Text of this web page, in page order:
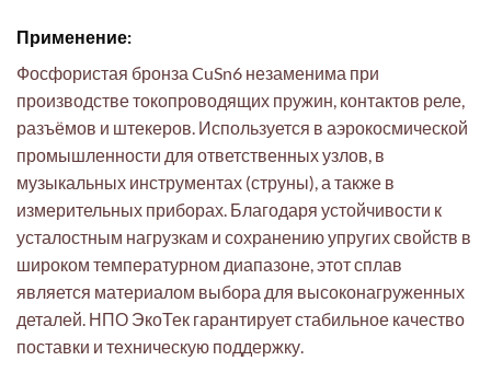
Применение:
Фосфористая бронза CuSn6 незаменима при
производстве токопроводящих пружин, контактов реле,
разъёмов и штекеров. Используется в аэрокосмической
промышленности для ответственных узлов, в
музыкальных инструментах (струны), а также в
измерительных приборах. Благодаря устойчивости к
усталостным нагрузкам и сохранению упругих свойств в
широком температурном диапазоне, этот сплав
является материалом выбора для высоконагруженных
деталей. НПО ЭкоТек гарантирует стабильное качество
поставки и техническую поддержку.